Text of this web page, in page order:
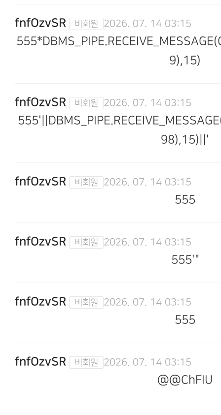
fnfOzvSR 2026. 07. 14 03:15
9),15)
fnfOzvSR 2026. 07. 14 03:15
98),15)||'
fnfOzvSR 2026. 07. 14 03:15
555
fnfOzvSR 2026. 07. 14 03:15
555'"
fnfOzvSR 2026. 07. 14 03:15
555
fnfOzvSR 2026. 07. 14 03:15
@@ChFIU